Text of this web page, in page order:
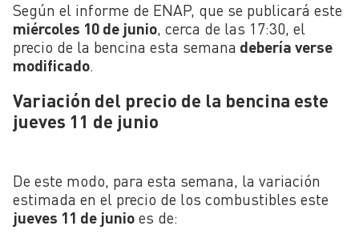
Según el informe de ENAP, que se publicará este
miércoles 10 de junio, cerca de las 17:30, el
precio de la bencina esta semana debería verse
modificado.
Variación del precio de la bencina este
jueves 11 de junio
De este modo, para esta semana, la variación
estimada en el precio de los combustibles este
jueves 11 de junio es de: